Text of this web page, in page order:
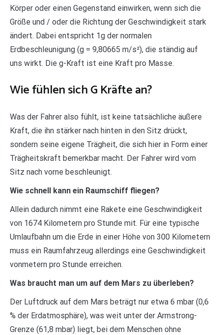
Körper oder einen Gegenstand einwirken, wenn sich die
Größe und / oder die Richtung der Geschwindigkeit stark
ändert. Dabei entspricht 1g der normalen
Erdbeschleunigung (g = 9,80665 m/s²), die ständig auf
uns wirkt. Die g-Kraft ist eine Kraft pro Masse.
Wie fühlen sich G Kräfte an?
Was der Fahrer also fühlt, ist keine tatsächliche äußere
Kraft, die ihn stärker nach hinten in den Sitz drückt,
sondern seine eigene Trägheit, die sich hier in Form einer
Trägheitskraft bemerkbar macht. Der Fahrer wird vom
Sitz nach vorne beschleunigt.
Wie schnell kann ein Raumschiff fliegen?
Allein dadurch nimmt eine Rakete eine Geschwindigkeit
von 1674 Kilometern pro Stunde mit. Für eine typische
Umlaufbahn um die Erde in einer Höhe von 300 Kilometern
muss ein Raumfahrzeug allerdings eine Geschwindigkeit
vonmetern pro Stunde erreichen.
Was braucht man um auf dem Mars zu überleben?
Der Luftdruck auf dem Mars beträgt nur etwa 6 mbar (0,6
% der Erdatmosphäre), was weit unter der Armstrong-
Grenze (61,8 mbar) liegt, bei dem Menschen ohne